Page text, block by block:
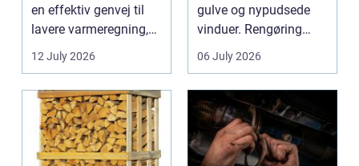
en effektiv genvej til
lavere varmeregning,
mindre CO2-udslip og
12 July 2026
gulve og nypudsede
vinduer. Rengøring
påvirker medarbejder...
06 July 2026